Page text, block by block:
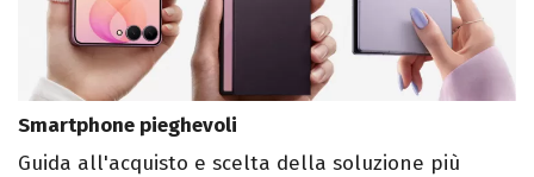
Smartphone pieghevoli
Guida all'acquisto e scelta della soluzione più